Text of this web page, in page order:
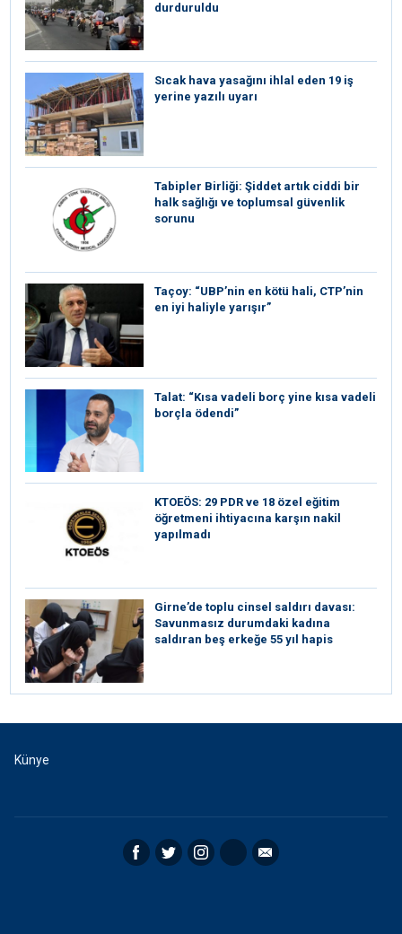
durduruldu
Sıcak hava yasağını ihlal eden 19 iş
yerine yazılı uyarı
Tabipler Birliği: Şiddet artık ciddi bir
halk sağlığı ve toplumsal güvenlik
sorunu
Taçoy: “UBP’nin en kötü hali, CTP’nin
en iyi haliyle yarışır”
Talat: “Kısa vadeli borç yine kısa vadeli
borçla ödendi”
KTOEÖS: 29 PDR ve 18 özel eğitim
öğretmeni ihtiyacına karşın nakil
yapılmadı
Girne’de toplu cinsel saldırı davası:
Savunmasız durumdaki kadına
saldıran beş erkeğe 55 yıl hapis
Künye
Facebook Twitter Instagram RSS